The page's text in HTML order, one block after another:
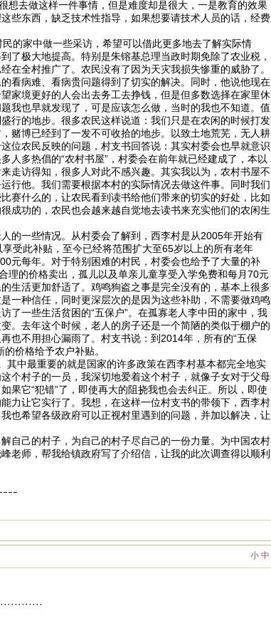
想去做这样一件事情，但是难度却是很大，一是教育的效果
些东西，缺乏技术性指导，如果想要请技术人员的话，经费
的家中做一些采访，希望可以借此更多地去了解实际情
了极大地提高。特别是朱镕基总理当政时期免除了农业税，
在全村推广了。农民没有了因为天灾我损失惨重的威胁了。
看病难、看病贵问题得到了切实的解决。同时，他说他现在
家境更好的人会出去务工去挣钱，但是但多数选择在家里休
我也早就发现了，可是应该怎么做，当时的我也不知道。值
行的地步。很多农民这样说道：我们只是在农闲的时候打发
赌博已经到了一发不可收拾的地步。以致土地荒芜，无人耕
位农民反映的问题，村支书回答说：其实村委会也早就意识
人多热倡的“农村书屋”，村委会在前年就已经建成了，本以
走访得知，很多人对此不感兴趣。其实我以为，农村书屋不
行他。我们需要根据本村的实际情况去做这件事。同时我们
赛什么的，让农民看到读书给他们带来的切实的好处，比如
成功的，农民也会越来越自觉地去读书来充实他们的农闲生
的一些情况。从村委会了解到，西李村是从2005年开始有
受此补贴，至今已经将范围扩大至65岁以上的所有老年
元每年。对于特别困难的村民，村委会也给予了大量的补
理的价格卖出，孤儿以及单亲儿童享受入学免费和每月70元
生活更加舒适了。鸡鸣狗盗之事是完全没有的，基本上很多
一种信任，同时更深层次的是因为这些补助，不需要做鸡鸣
了一些生活贫困的“五保户”。在孤寡老人李中田的家中，我
。去年这个时候，老人的房子还是一个简陋的类似于棚户的
也不用担心漏雨了。村支书说：到2014年，所有的“五保
价格给予农户补贴。
中最重要的就是国家的许多政策在西李村基本都完全地实
个村子的一员，我深切地爱着这个村子，就像子女对于父母
果它“犯错”了，即使再大的阻挠我也会去纠正。所以，即使
力让它实行了。我想，在这样一位村支书的带领下，西李村
也希望各级政府可以正视村里遇到的问题，并加以解决，让
自己的村子，为自己的村子尽自己的一份力量。为中国农村
老师，帮我给镇政府写了介绍信，让我的此次调查得以顺利
小 中